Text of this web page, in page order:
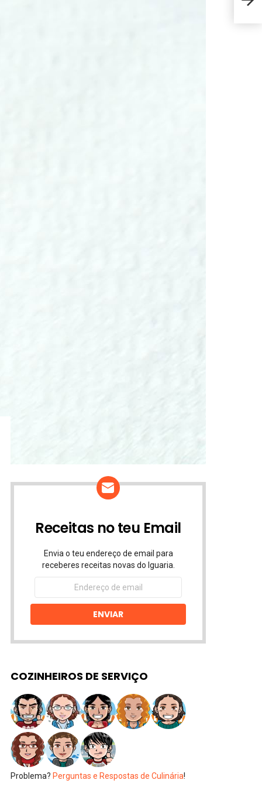
Receitas no teu Email
Envia o teu endereço de email para
receberes receitas novas do Iguaria.
Endereço
email
ENVIAR
COZINHEIROS DE SERVIÇO
Problema? Perguntas e Respostas de Culinária!